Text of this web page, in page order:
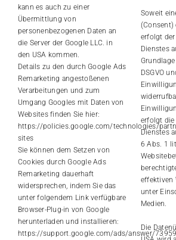
kann es auch zu einer
Übermittlung von
personenbezogenen Daten an
die Server der Google LLC. in
den USA kommen.
Details zu den durch Google Ads
Remarketing angestoßenen
Verarbeitungen und zum
Umgang Googles mit Daten von
Websites finden Sie hier:
https://policies.google.com/technologies/
sites
Sie können dem Setzen von
Cookies durch Google Ads
Remarketing dauerhaft
widersprechen, indem Sie das
unter folgendem Link verfügbare
Browser-Plug-in von Google
herunterladen und installieren:
https://support.google.com/ads/answer/
Soweit
(Consent)
erfolgt der
Dienstes
DSGVO
erfolgt die
Dienstes
6 Abs. 1
effektiven
unter
Medien.
Die